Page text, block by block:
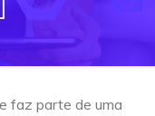
faz parte de uma